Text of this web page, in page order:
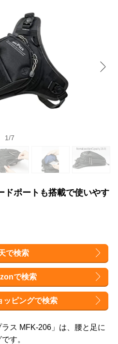
1/7
ドポートも搭載で使いやす
で検索
で検索
ッピングで検索
ス MFK-206」は、腰と足に
す。